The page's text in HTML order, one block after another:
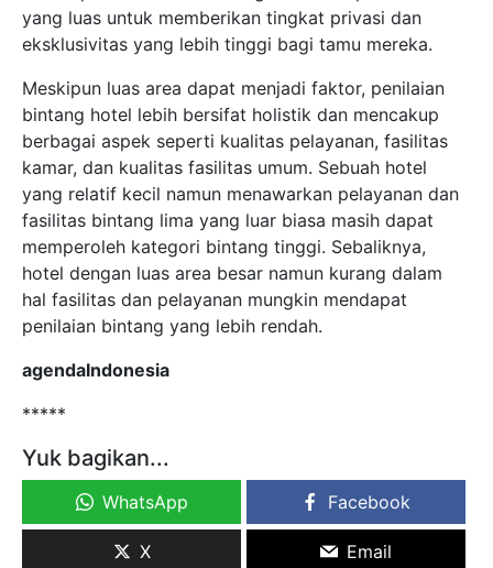
yang luas untuk memberikan tingkat privasi dan
eksklusivitas yang lebih tinggi bagi tamu mereka.
Meskipun luas area dapat menjadi faktor, penilaian
bintang hotel lebih bersifat holistik dan mencakup
berbagai aspek seperti kualitas pelayanan, fasilitas
kamar, dan kualitas fasilitas umum. Sebuah hotel
yang relatif kecil namun menawarkan pelayanan dan
fasilitas bintang lima yang luar biasa masih dapat
memperoleh kategori bintang tinggi. Sebaliknya,
hotel dengan luas area besar namun kurang dalam
hal fasilitas dan pelayanan mungkin mendapat
penilaian bintang yang lebih rendah.
agendaIndonesia
*****
Yuk bagikan...
WhatsApp Facebook
X Email